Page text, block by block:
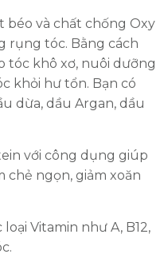
béo và chất chống Oxy
rụng tóc. Bằng cách
tóc khô xơ, nuôi dưỡng
khỏi hư tổn. Bạn có
dừa, dầu Argan, dầu
với công dụng giúp
chẻ ngọn, giảm xoăn
Vitamin như A, B12,